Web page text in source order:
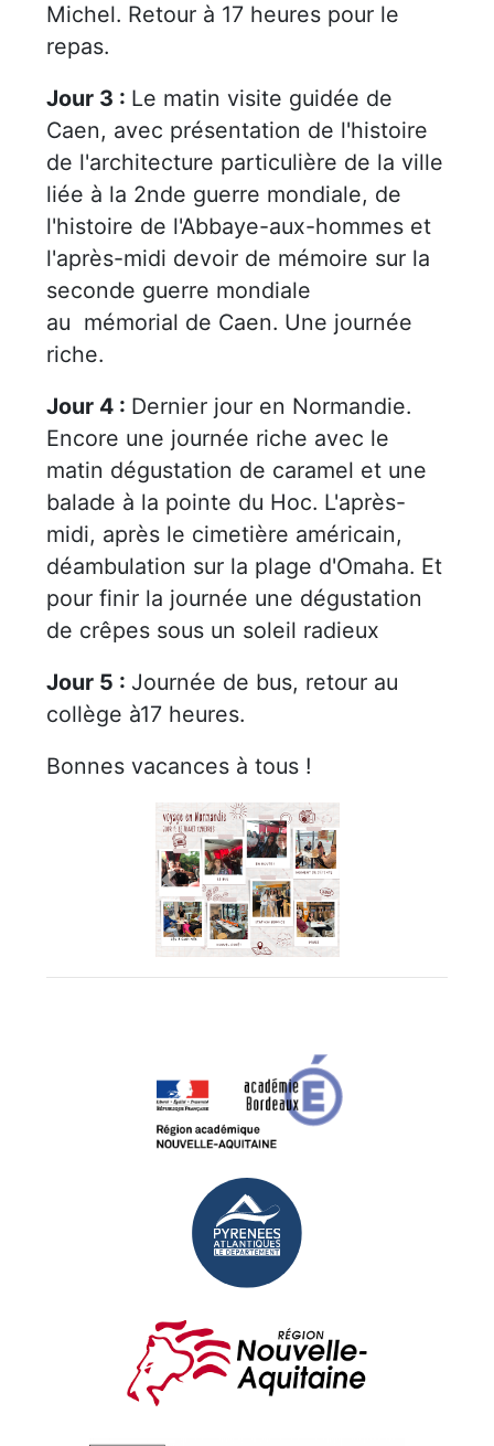
Michel. Retour à 17 heures pour le
repas.
Jour 3 : Le matin visite guidée de
Caen, avec présentation de l'histoire
de l'architecture particulière de la ville
liée à la 2nde guerre mondiale, de
l'histoire de l'Abbaye-aux-hommes et
l'après-midi devoir de mémoire sur la
seconde guerre mondiale
au mémorial de Caen. Une journée
riche.
Jour 4 : Dernier jour en Normandie.
Encore une journée riche avec le
matin dégustation de caramel et une
balade à la pointe du Hoc. L'après-
midi, après le cimetière américain,
déambulation sur la plage d'Omaha. Et
pour finir la journée une dégustation
de crêpes sous un soleil radieux
Jour 5 : Journée de bus, retour au
collège à17 heures.
Bonnes vacances à tous !
Previous Next